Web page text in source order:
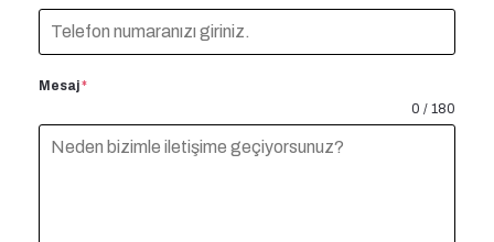
Mesaj*
0 / 180